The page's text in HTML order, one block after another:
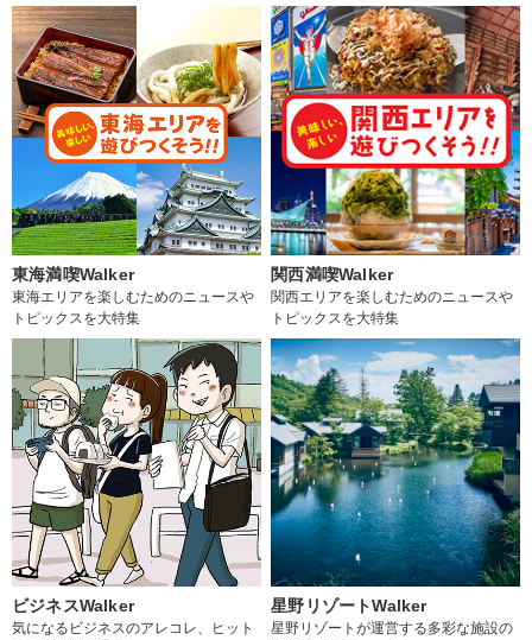
東海満喫Walker
東海エリアを楽しむためのニュースや
トピックスを大特集
関西満喫Walker
関西エリアを楽しむためのニュースや
トピックスを大特集
ビジネスWalker
気になるビジネスのアレコレ、ヒット
星野リゾートWalker
星野リゾートが運営する多彩な施設の